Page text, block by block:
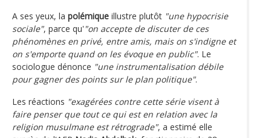
A ses yeux, la polémique illustre plutôt "une hypocrisie
sociale", parce qu' "on accepte de discuter de ces
phénomènes en privé, entre amis, mais on s'indigne et
on s'emporte quand on les évoque en public". Le
sociologue dénonce "une instrumentalisation débile
pour gagner des points sur le plan politique".
Les réactions "exagérées contre cette série visent à
faire penser que tout ce qui est en relation avec la
religion musulmane est rétrograde", a estimé elle